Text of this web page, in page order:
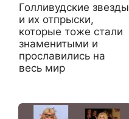
Голливудские звезды
и их отпрыски,
которые тоже стали
знаменитыми и
прославились на
весь мир